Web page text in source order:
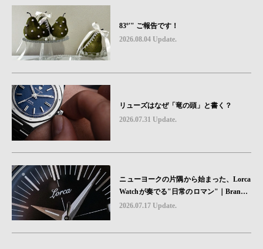
83º'" ご報告です！
2026.08.04 Update.
リューズはなぜ「竜の頭」と書く？
2026.07.31 Update.
ニューヨークの片隅から始まった、Lorca
Watchが奏でる"日常のロマン"｜Brand P
icks #08
2026.07.17 Update.